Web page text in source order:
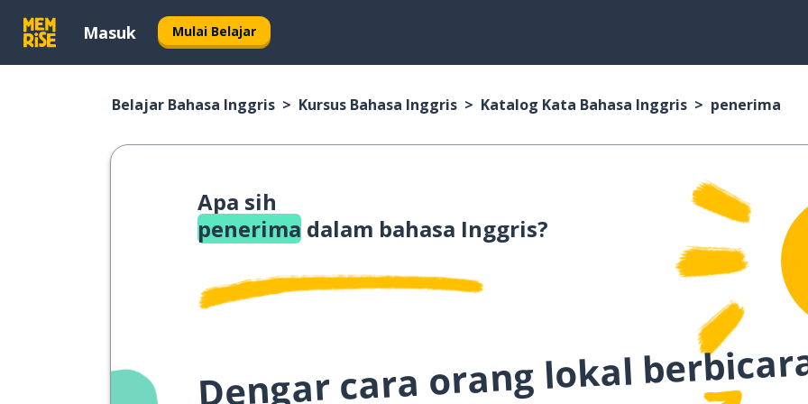
Masuk Mulai Belajar
Belajar Bahasa Inggris Kursus Bahasa Inggris Katalog Kata Bahasa Inggris penerima
Apa sih
penerima dalam bahasa Inggris?
Dengar cara orang lokal